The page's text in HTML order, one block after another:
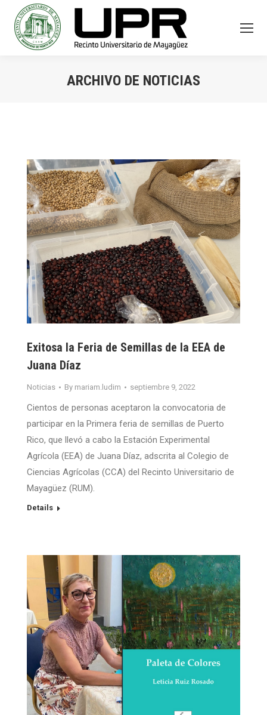
ARCHIVO DE NOTICIAS
Exitosa la Feria de Semillas de la EEA de
Juana Díaz
Noticias By mariam.ludim septiembre 9, 2022
Cientos de personas aceptaron la convocatoria de
participar en la Primera feria de semillas de Puerto
Rico, que llevó a cabo la Estación Experimental
Agrícola (EEA) de Juana Díaz, adscrita al Colegio de
Ciencias Agrícolas (CCA) del Recinto Universitario de
Mayagüez (RUM).
Details